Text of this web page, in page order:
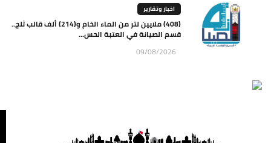
اخبار وتقارير
(408) ملايين لتر من الماء الخام و(214) ألف قالب ثلج..
قسم الصيانة في العتبة الحس...
09/08/2026